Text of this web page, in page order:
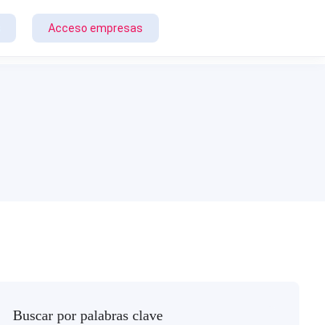
Acceso empresas
Buscar por palabras clave